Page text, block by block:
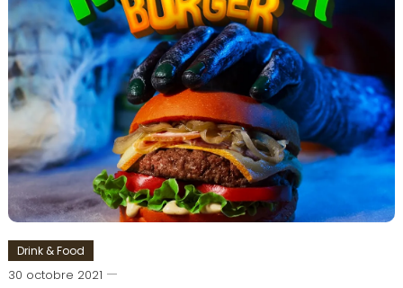
Drink & Food
30 octobre 2021
Romain-